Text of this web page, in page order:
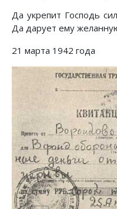
Да укрепит Господь
Да дарует ему
21 марта 1942 года